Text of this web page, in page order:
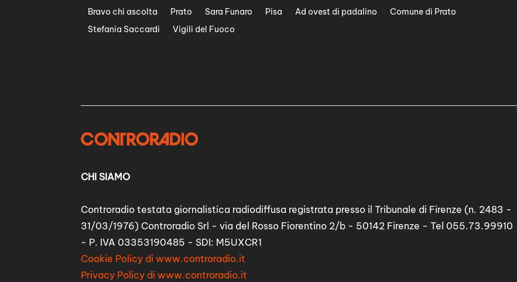
Bravo chi ascolta
Prato Sara Funaro Pisa Ad ovest di padalino
Comune di Prato
Stefania Saccardi
Vigili del Fuoco
CHI SIAMO
Controradio testata giornalistica radiodiffusa registrata presso il Tribunale di Firenze (n. 2483 -
31/03/1976) Controradio Srl - via del Rosso Fiorentino 2/b - 50142 Firenze - Tel 055.73.99910
- P. IVA 03353190485 - SDI: M5UXCR1
Cookie Policy di www.controradio.it
Privacy Policy di www.controradio.it